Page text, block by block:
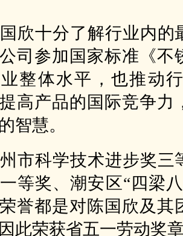
欣十分了解行业内
司参加国家标准《不
整体水平，也推动
高产品的国际竞争力
智慧。
市科学技术进步奖三
等奖、潮安区“四梁
誉都是对陈国欣及其
此荣获省五一劳动奖